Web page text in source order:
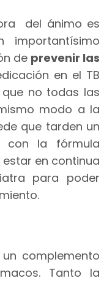
del ánimo es
de prevenir las
en el TB
que no todas las
modo a la
que tarden un
con la fórmula
estar en continua
para poder
complemento
Tanto la